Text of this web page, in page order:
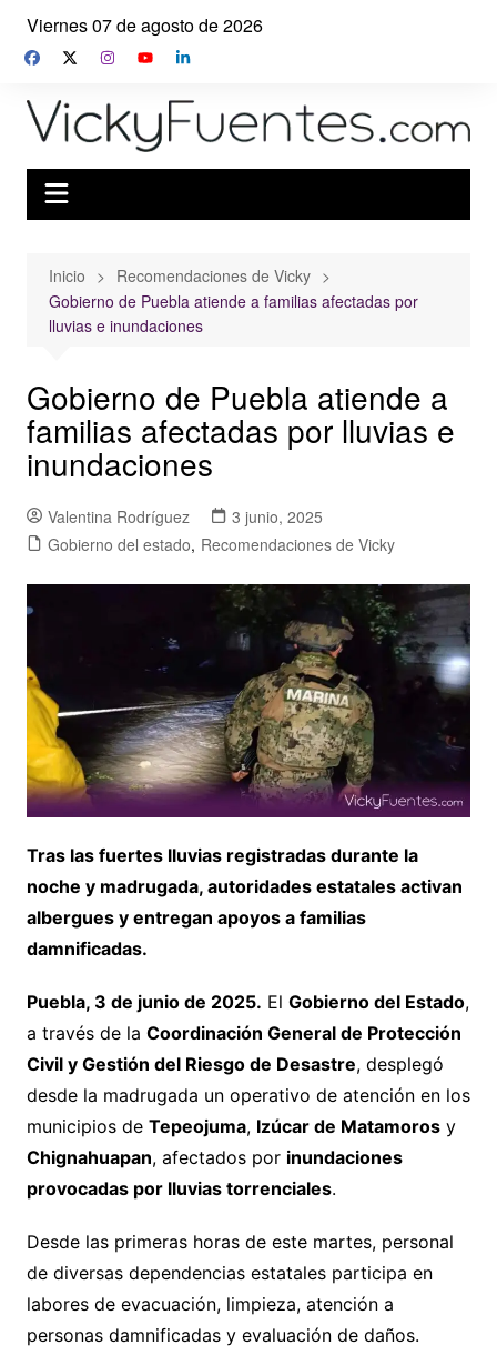
Saltar
contenido
Viernes 07 de agosto de 2026
Inicio
Recomendaciones de Vicky
Gobierno de Puebla atiende a familias afectadas por
lluvias e inundaciones
Gobierno de Puebla atiende a
familias afectadas por lluvias e
inundaciones
Valentina Rodríguez
3 junio, 2025
Gobierno del estado, Recomendaciones de Vicky
Tras las fuertes lluvias registradas durante la
noche y madrugada, autoridades estatales activan
albergues y entregan apoyos a familias
damnificadas.
Puebla, 3 de junio de 2025. El Gobierno del Estado,
a través de la Coordinación General de Protección
Civil y Gestión del Riesgo de Desastre, desplegó
desde la madrugada un operativo de atención en los
municipios de Tepeojuma, Izúcar de Matamorosy
Chignahuapan, afectados por inundaciones
provocadas por lluvias torrenciales.
Desde las primeras horas de este martes, personal
de diversas dependencias estatales participa en
labores de evacuación, limpieza, atención a
personas damnificadas y evaluación de daños.